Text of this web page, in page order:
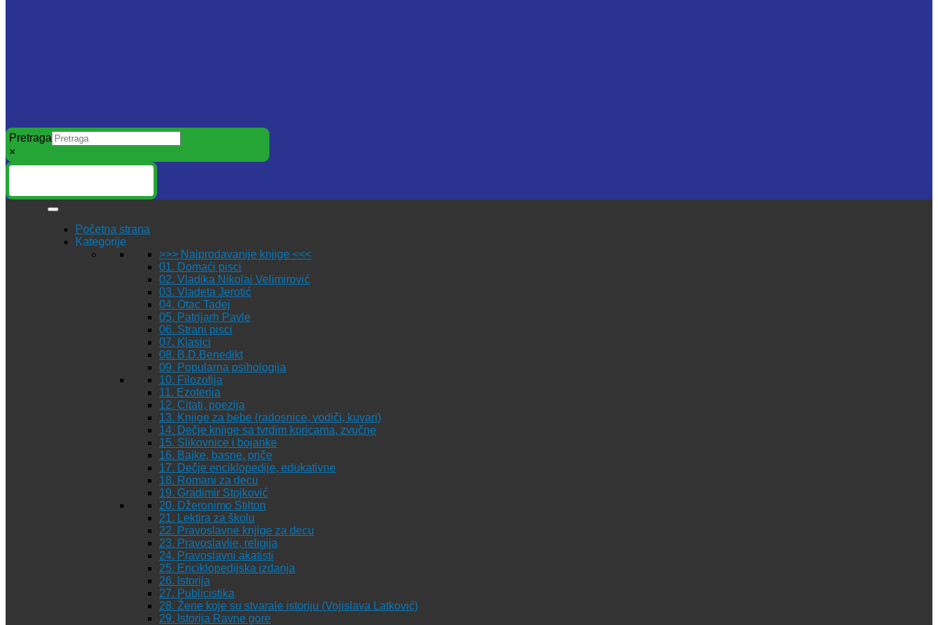
Pretraga
×
Početna strana
Kategorije
>>> Najprodavanije knjige <<<
01. Domaći pisci
02. Vladika Nikolaj Velimirović
03. Vladeta Jerotić
04. Otac Tadej
05. Patrijarh Pavle
06. Strani pisci
07. Klasici
08. B.D.Benedikt
09. Popularna psihologija
10. Filozofija
11. Ezoterija
12. Citati, poezija
13. Knjige za bebe (radosnice, vodiči, kuvari)
14. Dečje knjige sa tvrdim koricama, zvučne
15. Slikovnice i bojanke
16. Bajke, basne, priče
17. Dečje enciklopedije, edukativne
18. Romani za decu
19. Gradimir Stojković
20. Džeronimo Stilton
21. Lektira za školu
22. Pravoslavne knjige za decu
23. Pravoslavlje, religija
24. Pravoslavni akatisti
25. Enciklopedijska izdanja
26. Istorija
27. Publicistika
28. Žene koje su stvarale istoriju (Vojislava Latković)
29. Istorija Ravne gore